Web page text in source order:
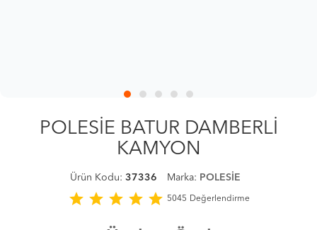
POLESİE BATUR DAMBERLİ
KAMYON
Ürün Kodu: 37336 Marka: POLESİE
star star star star star 5045 Değerlendirme